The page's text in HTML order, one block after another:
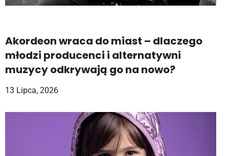
Akordeon wraca do miast – dlaczego
młodzi producenci i alternatywni
muzycy odkrywają go na nowo?
13 Lipca, 2026